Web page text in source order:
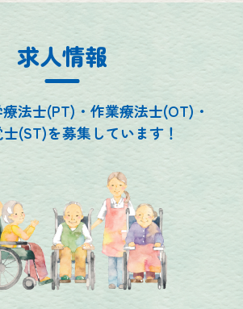
求人情報
法士(PT)・作業療法士(OT)・
(ST)を募集しています！